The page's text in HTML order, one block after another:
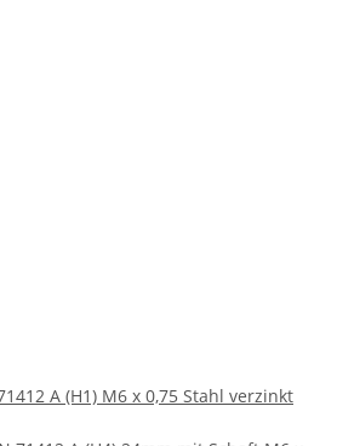
A (H1) M6 x 0,75 Stahl verzinkt